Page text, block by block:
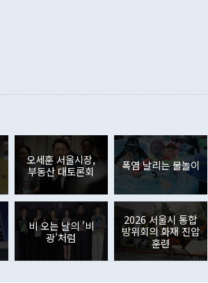
반도의 평화와 안정에 플러스냐, 결론적
정 장관이 언급한 '4자 회담'에 대해 "이상
서 열리는 '동방경제포럼(EEF)'을 언급하
하고 있다"고 발언한 데 대해서도 조 장관
"아직 거기까지 진도가 나가지 않았다"고
대북 구상과 설명은 정부 내 조율을 거치지
히 주적 표현 대체와 국호 사용, 9·19 군
통일부 장관이 결정할 사안이 아니어서 월
대통령은 정 장관의 업무보고를 듣고 난
승인난 건 아니다"라고 재차 확인했다. 정
언 내용은 대부분 국가안전보장회의(NSC)
장관의 개인적 생각에 가깝다"며 "안보 관
이 아닌 사안을 추진하겠다고 업무보고를
수권자가 나서야 한다'고 주장한 것은 심각
지는 전월 흑자에서 4억4000만달러 적자
당소득을 중심으로 32억7000만달러 흑자
분기배당에 따른 기저효과로 배당지급이
)을 넘어선 것이다. 직접투자에서는 내국
러, 외국인의 국내투자가 46억3000만달러
외국인의 국내 주식 매도세가 이어졌다. 외
현 매도 등의 영향으로 316억1000만달러
러)에 이어 역대 최대 순매도 기록을 다시
자는 세계국채지수(WGBI) 자금 유입에도
폭이 줄어든 52억9000만달러를 기록했
식을 중심으로 35억6000만달러 증가했
오세훈 서울시장,
부동산 대토론회
폭염 날리는 물놀이
비 오는 날의 '비
광'처럼
2026 서울시 통합
방위회의 화재 진압
훈련